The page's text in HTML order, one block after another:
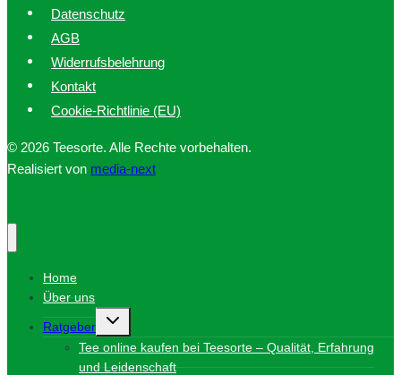
Datenschutz
AGB
Widerrufsbelehrung
Kontakt
Cookie-Richtlinie (EU)
© 2026 Teesorte. Alle Rechte vorbehalten.
Realisiert von media-next
Home
Über uns
Ratgeber
Untermenü
umschalten
Tee online kaufen bei Teesorte – Qualität, Erfahrung
und Leidenschaft